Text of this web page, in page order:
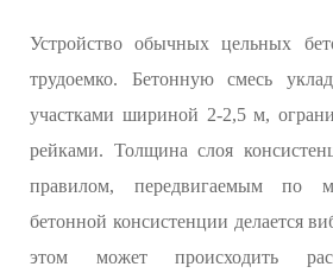
Устройство обычных цельных
трудоемко. Бетонную смесь
участками шириной 2-2,5 м,
рейками. Толщина слоя
правилом, передвигаемым по
бетонной консистенции делается
этом может происходить